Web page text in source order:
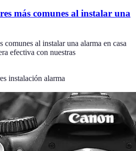
más comunes al instalar una
comunes al instalar una alarma en casa
efectiva con nuestras
instalación alarma